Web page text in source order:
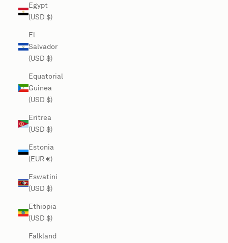
Egypt
(USD $)
El
Salvador
(USD $)
Equatorial
Guinea
(USD $)
Eritrea
(USD $)
Estonia
(EUR €)
Eswatini
(USD $)
Ethiopia
(USD $)
Falkland